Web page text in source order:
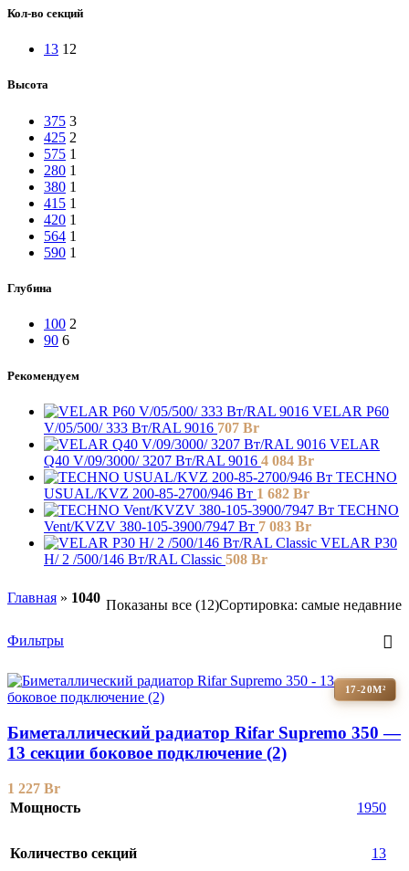
Кол-во секций
13 12
Высота
375 3
425 2
575 1
280 1
380 1
415 1
420 1
564 1
590 1
Глубина
100 2
90 6
Рекомендуем
VELAR P60
V/05/500/ 333 Bт/RAL 9016 707 Br
VELAR
Q40 V/09/3000/ 3207 Bт/RAL 9016 4 084 Br
TECHNO
USUAL/KVZ 200-85-2700/946 Вт 1 682 Br
TECHNO
Vent/KVZV 380-105-3900/7947 Вт 7 083 Br
VELAR P30
H/ 2 /500/146 Вт/RAL Classic 508 Br
Главная » 1040 Показаны все (12)Сортировка: самые недавние
Фильтры
17-20М²
Биметаллический радиатор Rifar Supremo 350 —
13 секции боковое подключение (2)
1 227 Br
Мощность
1950
Количество секций 13